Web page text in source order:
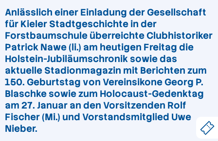
Anlässlich einer Einladung der Gesellschaft
für Kieler Stadtgeschichte in der
Forstbaumschule überreichte Clubhistoriker
Patrick Nawe (li.) am heutigen Freitag die
Holstein-Jubiläumschronik sowie das
aktuelle Stadionmagazin mit Berichten zum
150. Geburtstag von Vereinsikone Georg P.
Blaschke sowie zum Holocaust-Gedenktag
am 27. Januar an den Vorsitzenden Rolf
Fischer (Mi.) und Vorstandsmitglied Uwe
Nieber.